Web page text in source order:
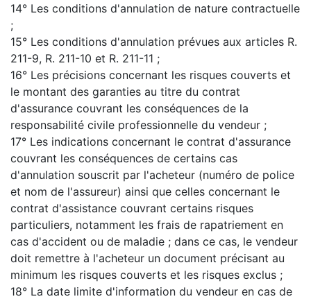
14° Les conditions d'annulation de nature contractuelle
;
15° Les conditions d'annulation prévues aux articles R.
211-9, R. 211-10 et R. 211-11 ;
16° Les précisions concernant les risques couverts et
le montant des garanties au titre du contrat
d'assurance couvrant les conséquences de la
responsabilité civile professionnelle du vendeur ;
17° Les indications concernant le contrat d'assurance
couvrant les conséquences de certains cas
d'annulation souscrit par l'acheteur (numéro de police
et nom de l'assureur) ainsi que celles concernant le
contrat d'assistance couvrant certains risques
particuliers, notamment les frais de rapatriement en
cas d'accident ou de maladie ; dans ce cas, le vendeur
doit remettre à l'acheteur un document précisant au
minimum les risques couverts et les risques exclus ;
18° La date limite d'information du vendeur en cas de